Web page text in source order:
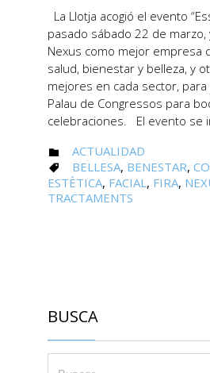
La Llotja acogió el evento
pasado sábado 22 de marzo,
Nexus como mejor empresa
salud, bienestar y belleza, y
mejores en cada sector,
Palau de Congressos para
celebraciones. El evento se
 CATEGORY
ACTUALIDAD
 CATEGORY
BELLESA, BENESTAR,
ESTÈTICA, FACIAL, FIRA,
TRACTAMENTS
BUSCA